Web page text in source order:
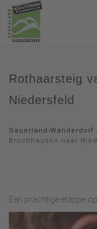
Rothaarsteig
Niedersfeld
Sauerland-Wanderdorf
Bruchhausen naar
Een prachtige etappe